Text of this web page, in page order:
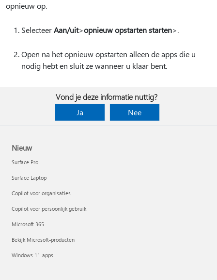
opnieuw op.
SelecteerAan/uit>opnieuw opstarten starten>.
Open na het opnieuw opstarten alleen de apps die u
nodig hebt en sluit ze wanneer u klaar bent.
Vond je deze informatie nuttig?
Ja
Nee
Nieuw
Surface Pro
Surface Laptop
Copilot voor organisaties
Copilot voor persoonlijk gebruik
Microsoft 365
Bekijk Microsoft-producten
Windows 11-apps